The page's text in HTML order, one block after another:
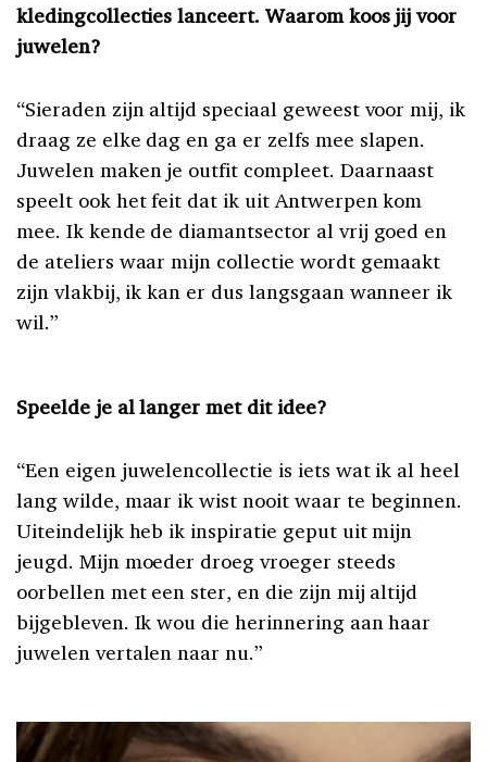
kledingcollecties lanceert. Waarom koos jij voor
juwelen?
“Sieraden zijn altijd speciaal geweest voor mij, ik
draag ze elke dag en ga er zelfs mee slapen.
Juwelen maken je outfit compleet. Daarnaast
speelt ook het feit dat ik uit Antwerpen kom
mee. Ik kende de diamantsector al vrij goed en
de ateliers waar mijn collectie wordt gemaakt
zijn vlakbij, ik kan er dus langsgaan wanneer ik
wil.”
Speelde je al langer met dit idee?
“Een eigen juwelencollectie is iets wat ik al heel
lang wilde, maar ik wist nooit waar te beginnen.
Uiteindelijk heb ik inspiratie geput uit mijn
jeugd. Mijn moeder droeg vroeger steeds
oorbellen met een ster, en die zijn mij altijd
bijgebleven. Ik wou die herinnering aan haar
juwelen vertalen naar nu.”